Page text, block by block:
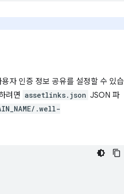
자 인증 정보 공유를 설정할 수 있습
려면 assetlinks.json JSON 파
.well-